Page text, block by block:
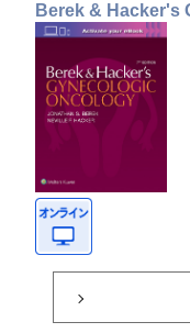
Berek & Hacker's